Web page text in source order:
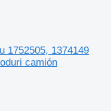
1752505, 1374149
camión